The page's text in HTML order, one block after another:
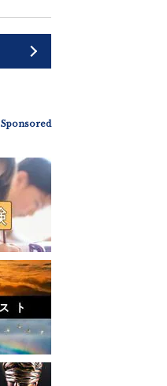
Sponsored